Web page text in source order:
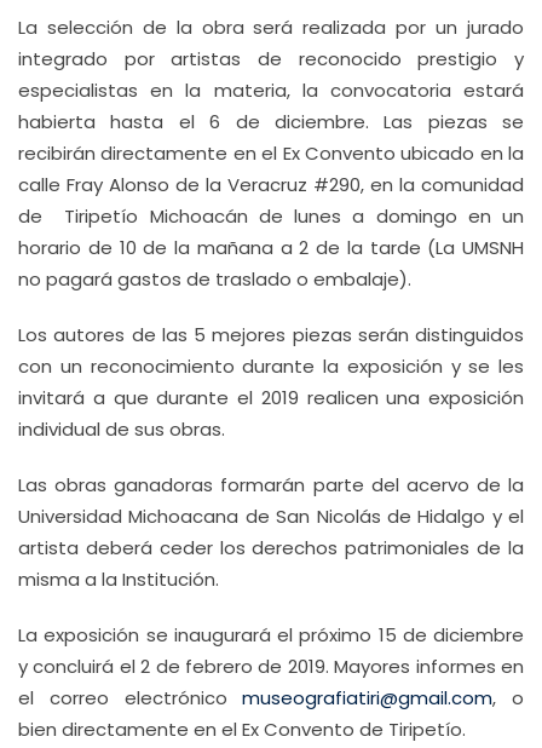
La selección de la obra será realizada por un jurado
integrado por artistas de reconocido prestigio y
especialistas en la materia, la convocatoria estará
habierta hasta el 6 de diciembre. Las piezas se
recibirán directamente en el Ex Convento ubicado en la
calle Fray Alonso de la Veracruz #290, en la comunidad
de Tiripetío Michoacán de lunes a domingo en un
horario de 10 de la mañana a 2 de la tarde (La UMSNH
no pagará gastos de traslado o embalaje).
Los autores de las 5 mejores piezas serán distinguidos
con un reconocimiento durante la exposición y se les
invitará a que durante el 2019 realicen una exposición
individual de sus obras.
Las obras ganadoras formarán parte del acervo de la
Universidad Michoacana de San Nicolás de Hidalgo y el
artista deberá ceder los derechos patrimoniales de la
misma a la Institución.
La exposición se inaugurará el próximo 15 de diciembre
y concluirá el 2 de febrero de 2019. Mayores informes en
el correo electrónicomuseografiatiri@gmail.com, o
bien directamente en el Ex Convento de Tiripetío.